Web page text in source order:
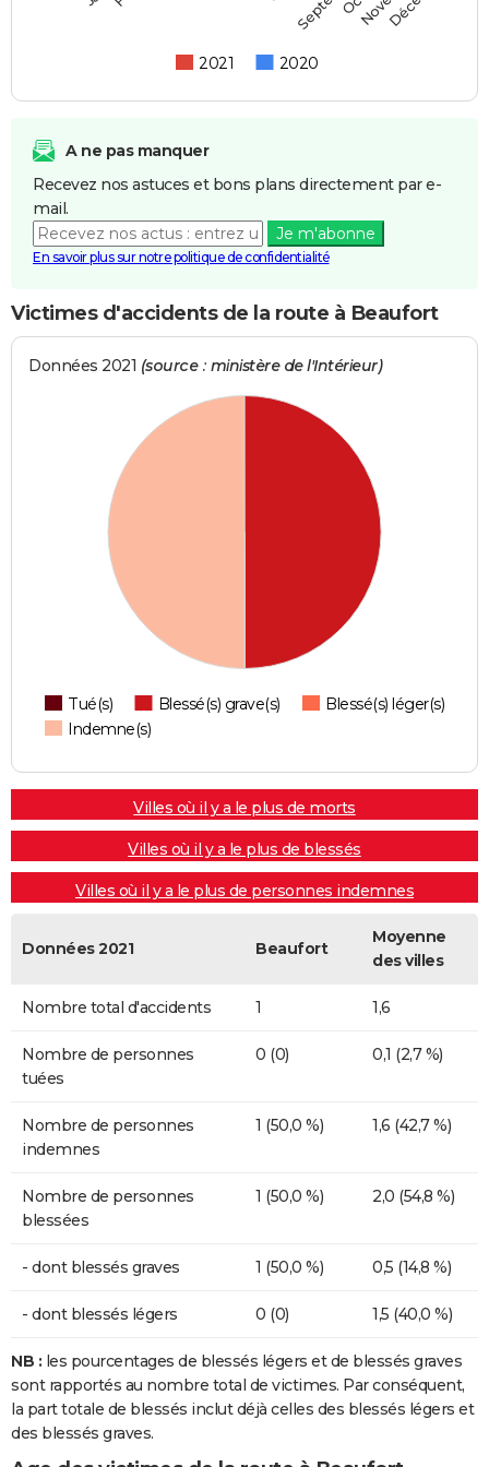
2021 2020
A ne pas manquer
Recevez nos astuces et bons plans directement par e-
mail.
Je m'abonne
En savoir plus sur notre politique de confidentialité
Victimes d'accidents de la route à Beaufort
Données 2021 (source : ministère de l'Intérieur)
Tué(s) Blessé(s) grave(s)
Blessé(s) léger(s)
Indemne(s)
Villes où il y a le plus de morts
Villes où il y a le plus de blessés
Villes où il y a le plus de personnes indemnes
Données 2021 Beaufort
Moyenne
des villes
Nombre total d'accidents 1 1,6
Nombre de personnes
tuées
0 (0) 0,1 (2,7 %)
Nombre de personnes
indemnes
1 (50,0 %) 1,6 (42,7 %)
Nombre de personnes
blessées
1 (50,0 %) 2,0 (54,8 %)
- dont blessés graves 1 (50,0 %) 0,5 (14,8 %)
- dont blessés légers 0 (0) 1,5 (40,0 %)
NB : les pourcentages de blessés légers et de blessés graves
sont rapportés au nombre total de victimes. Par conséquent,
la part totale de blessés inclut déjà celles des blessés légers et
des blessés graves.